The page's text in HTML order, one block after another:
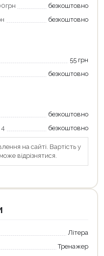
безкоштовно
безкоштовно
55 грн
безкоштовно
безкоштовно
безкоштовно
на сайті. Вартість у
відрізнятися.
Літера
Тренажер
покупки